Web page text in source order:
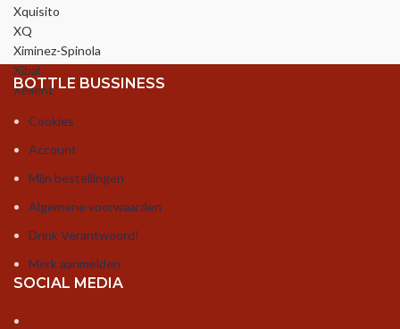
Xquisito
XQ
Ximinez-Spinola
Xibal
Xellent
BOTTLE BUSSINESS
Cookies
Account
Mijn bestellingen
Algemene voorwaarden
Drink Verantwoord!
Merk aanmelden
SOCIAL MEDIA